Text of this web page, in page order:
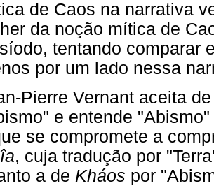
de Caos na narrativa
da noção mítica de
tentando comparar
por um lado nessa
Pierre Vernant aceita
e entende
se compromete a
, cuja tradução por
a de Kháos por